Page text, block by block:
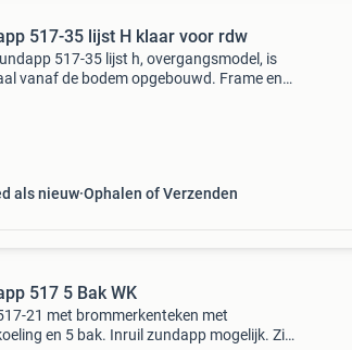
517-35 lijst H klaar voor rdw
517-35 lijst h, overgangsmodel, is
vanaf de bodem opgebouwd. Frame en
als nieuw Ophalen of Verzenden
517 5 Bak WK
21 met brommerkenteken met
en 5 bak. Inruil zundapp mogelijk. Zie